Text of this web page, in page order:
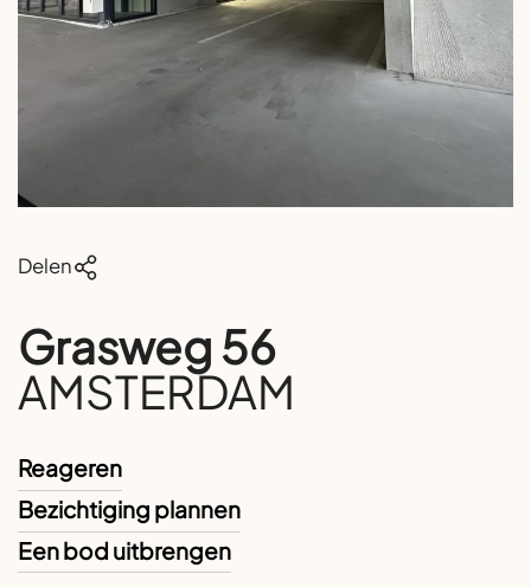
Delen
Grasweg 56
AMSTERDAM
Reageren
Bezichtiging plannen
Een bod uitbrengen